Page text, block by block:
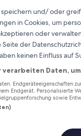
Prämien
speichern und/ oder
in Cookies, um
oder
der
keinen Einfluss auf
verarbeiten Daten,
Endgeräteeigenschaften
Endgerät. Personalisierte
sowie